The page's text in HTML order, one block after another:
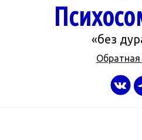
«без
Обратная